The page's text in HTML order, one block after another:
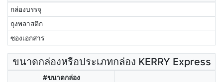
กล่องบรรจุ
ถุงพลาสติก
ซองเอกสาร
ขนาดกล่องหรือประเภทกล่อง KERRY Express
#ขนาดกล่อง